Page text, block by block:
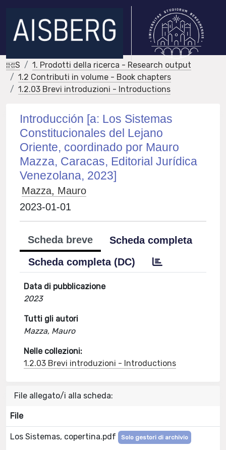
IRIS
1. Prodotti della ricerca - Research output
1.2 Contributi in volume - Book chapters
1.2.03 Brevi introduzioni - Introductions
Introducción [a: Los Sistemas
Constitucionales del Lejano
Oriente, coordinado por Mauro
Mazza, Caracas, Editorial Jurídica
Venezolana, 2023]
Mazza, Mauro
2023-01-01
Scheda breve
Scheda completa
Scheda completa (DC)
Data di pubblicazione
2023
Tutti gli autori
Mazza, Mauro
Nelle collezioni:
1.2.03 Brevi introduzioni - Introductions
File allegato/i alla scheda:
File
Los Sistemas, copertina.pdf Solo gestori di archivio